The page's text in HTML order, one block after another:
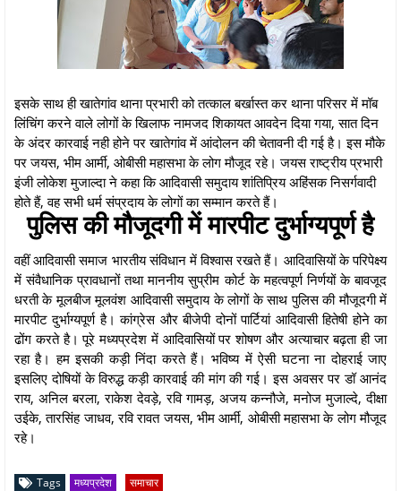
इसके साथ ही खातेगांव थाना प्रभारी को तत्काल बर्खास्त कर थाना परिसर में मॉब
लिंचिंग करने वाले लोगों के खिलाफ नामजद शिकायत आवदेन दिया गया, सात दिन
के अंदर कारवाई नही होने पर खातेगांव में आंदोलन की चेतावनी दी गई है। इस मौके
पर जयस, भीम आर्मी, ओबीसी महासभा के लोग मौजूद रहे। जयस राष्ट्रीय प्रभारी
इंजी लोकेश मुजाल्दा ने कहा कि आदिवासी समुदाय शांतिप्रिय अहिंसक निसर्गवादी
होते हैं, वह सभी धर्म संप्रदाय के लोगों का सम्मान करते हैं।
पुलिस की मौजूदगी में मारपीट दुर्भाग्यपूर्ण है
वहीं आदिवासी समाज भारतीय संविधान में विश्वास रखते हैं। आदिवासियों के परिपेक्ष्य
में संवैधानिक प्रावधानों तथा माननीय सुप्रीम कोर्ट के महत्वपूर्ण निर्णयों के बावजूद
धरती के मूलबीज मूलवंश आदिवासी समुदाय के लोगों के साथ पुलिस की मौजूदगी में
मारपीट दुर्भाग्यपूर्ण है। कांग्रेस और बीजेपी दोनों पार्टियां आदिवासी हितेषी होने का
ढोंग करते है। पूरे मध्यप्रदेश में आदिवासियों पर शोषण और अत्याचार बढ़ता ही जा
रहा है। हम इसकी कड़ी निंदा करते हैं। भविष्य में ऐसी घटना ना दोहराई जाए
इसलिए दोषियों के विरुद्ध कड़ी कारवाई की मांग की गई। इस अवसर पर डॉ आनंद
राय, अनिल बरला, राकेश देवड़े, रवि गामड़, अजय कन्नौजे, मनोज मुजाल्दे, दीक्षा
उईके, तारसिंह जाधव, रवि रावत जयस, भीम आर्मी, ओबीसी महासभा के लोग मौजूद
रहे।
Tags मध्यप्रदेश समाचार